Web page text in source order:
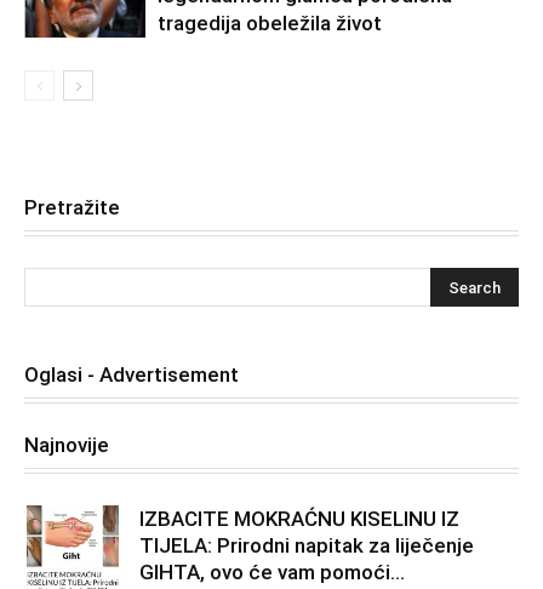
tragedija obeležila život
Pretražite
Oglasi - Advertisement
Najnovije
IZBACITE MOKRAĆNU KISELINU IZ
TIJELA: Prirodni napitak za liječenje
GIHTA, ovo će vam pomoći...